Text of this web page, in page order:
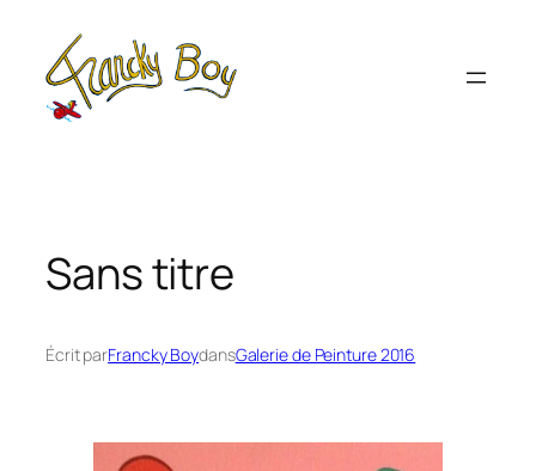
contenu
Sans titre
Écrit parFrancky BoydansGalerie de Peinture 2016